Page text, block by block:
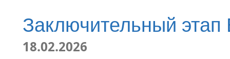
Заключительный
18.02.2026